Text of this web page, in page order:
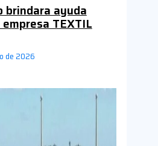
brindara ayuda
TEXTIL
de 2026